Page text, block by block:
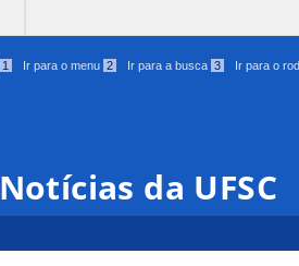
1 Ir para o menu 2 Ir para a busca 3 Ir para o
Notícias da UFSC